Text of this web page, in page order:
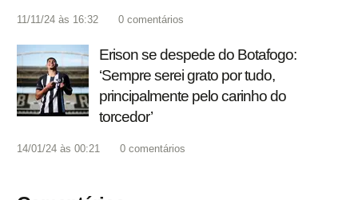
11/11/24 às 16:32 0 comentários
Erison se despede do Botafogo:
‘Sempre serei grato por tudo,
principalmente pelo carinho do
torcedor’
14/01/24 às 00:21 0 comentários